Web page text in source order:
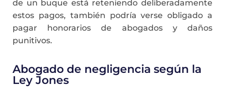
de un buque está reteniendo deliberadamente
estos pagos, también podría verse obligado a
pagar honorarios de abogados y daños
punitivos.
Abogado de negligencia según la
Ley Jones